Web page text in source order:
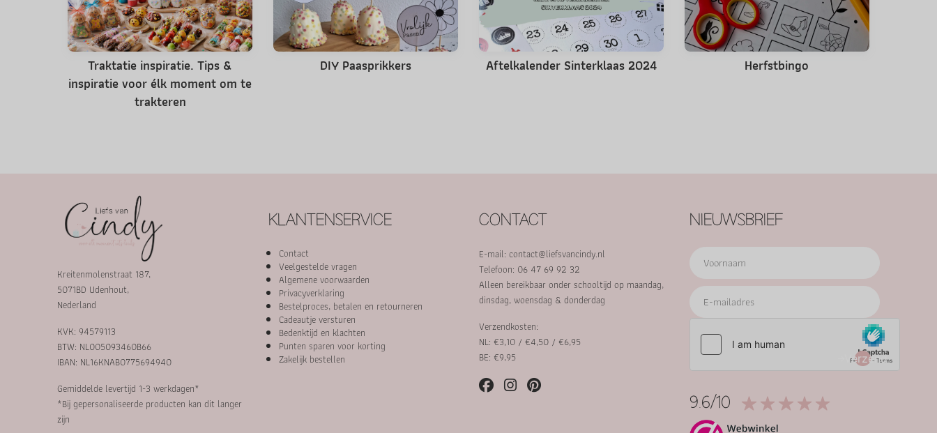
Traktatie inspiratie. Tips &
inspiratie voor élk moment om te
trakteren
DIY Paasprikkers Aftelkalender Sinterklaas 2024 Herfstbingo
Kreitenmolenstraat 187,
5071BD Udenhout,
Nederland
KVK: 94579113
BTW: NL005093460B66
IBAN: NL16KNAB0775694940
Gemiddelde levertijd 1-3 werkdagen*
*Bij gepersonaliseerde producten kan dit langer
zijn
KLANTENSERVICE
Contact
Veelgestelde vragen
Algemene voorwaarden
Privacyverklaring
Bestelproces, betalen en retourneren
Cadeautje versturen
Bedenktijd en klachten
Punten sparen voor korting
Zakelijk bestellen
CONTACT
E-mail: contact@liefsvancindy.nl
Telefoon: 06 47 69 92 32
Alleen bereikbaar onder schooltijd op maandag,
dinsdag, woensdag & donderdag
Verzendkosten:
NL: €3,10 / €4,50 / €6,95
BE: €9,95
NIEUWSBRIEF
Verzend
9.6/10